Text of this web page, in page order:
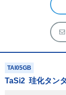
TAI05GB
TaSi2 珪化タン